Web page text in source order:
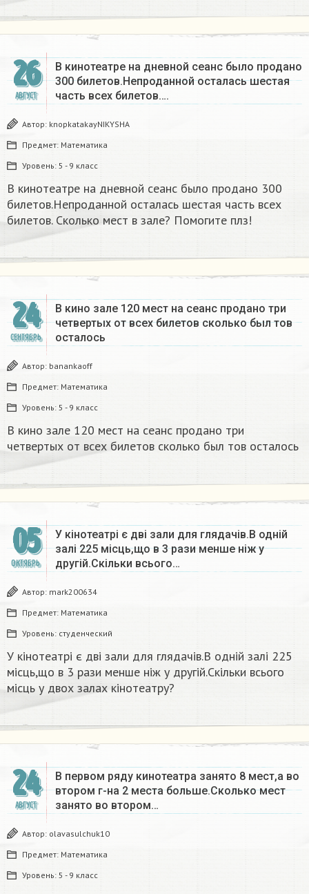
26
АВГУСТ
В кинотеатре на дневной сеанс было продано
300 билетов.Непроданной осталась шестая
часть всех билетов….
Автор: knopkatakayNIKYSHA
Предмет: Математика
Уровень: 5 - 9 класс
В кинотеатре на дневной сеанс было продано 300
билетов.Непроданной осталась шестая часть всех
билетов. Сколько мест в зале? Помогите плз!
24
СЕНТЯБРЬ
В кино зале 120 мест на сеанс продано три
четвертых от всех билетов сколько был тов
осталось
Автор: banankaoff
Предмет: Математика
Уровень: 5 - 9 класс
В кино зале 120 мест на сеанс продано три
четвертых от всех билетов сколько был тов осталось
05
ОКТЯБРЬ
У кінотеатрі є дві зали для глядачів.В одній
залі 225 місць,що в 3 рази менше ніж у
другій.Скільки всього…
Автор: mark200634
Предмет: Математика
Уровень: студенческий
У кінотеатрі є дві зали для глядачів.В одній залі 225
місць,що в 3 рази менше ніж у другій.Скільки всього
місць у двох залах кінотеатру?
24
АВГУСТ
В первом ряду кинотеатра занято 8 мест,а во
втором г-на 2 места больше.Сколько мест
занято во втором…
Автор: olavasulchuk10
Предмет: Математика
Уровень: 5 - 9 класс